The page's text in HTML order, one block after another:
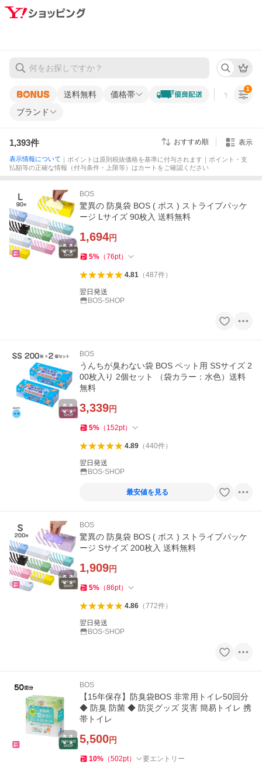
送料無料 価格帯 すべての条
ブランド
1
1,393件 おすすめ順 表示
表示情報について ｜ポイントは原則税抜価格を基準に付与されます｜ポイント・支
払額等の正確な情報（付与条件・上限等）はカートをご確認ください
BOS
驚異の 防臭袋 BOS ( ボス ) ストライプパッケ
ージ Lサイズ 90枚入 送料無料
1,694円
5% （76pt）
4.81（487件）
翌日発送
BOS-SHOP
BOS
うんちが臭わない袋 BOS ペット用 SSサイズ 2
00枚入り 2個セット （袋カラー：水色）送料
無料
3,339円
5% （ 152pt）
4.89（440件）
翌日発送
BOS-SHOP
最安値を見る
BOS
驚異の 防臭袋 BOS ( ボス ) ストライプパッケ
ージ Sサイズ 200枚入 送料無料
1,909円
5% （86pt）
4.86（772件）
翌日発送
BOS-SHOP
BOS
【15年保存】防臭袋BOS 非常用トイレ50回分
◆ 防臭 防菌 ◆ 防災グッズ 災害 簡易トイレ 携
帯トイレ
5,500円
10% （502pt） 要エントリー